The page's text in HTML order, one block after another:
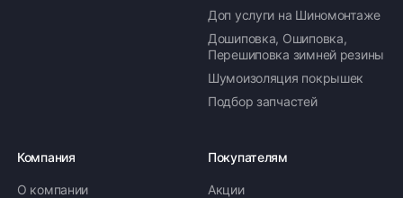
Доп услуги на Шиномонтаже
Дошиповка, Ошиповка,
Перешиповка зимней резины
Шумоизоляция покрышек
Подбор запчастей
Компания
О компании
Покупателям
Акции